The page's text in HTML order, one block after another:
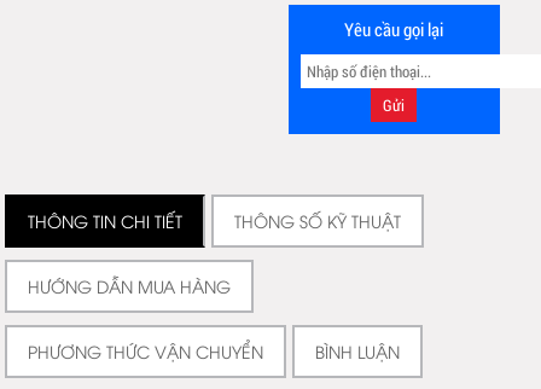
Yêu cầu gọi lại
THÔNG TIN CHI TIẾT THÔNG SỐ KỸ THUẬT
HƯỚNG DẪN MUA HÀNG
PHƯƠNG THỨC VẬN CHUYỂN BÌNH LUẬN